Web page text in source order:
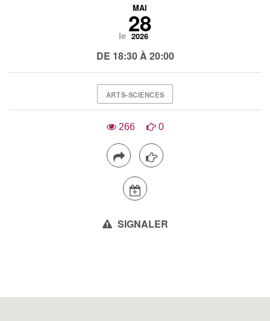
le
MAI
28
2026
DE 18:30 À 20:00
ARTS-SCIENCES
266 0
SIGNALER